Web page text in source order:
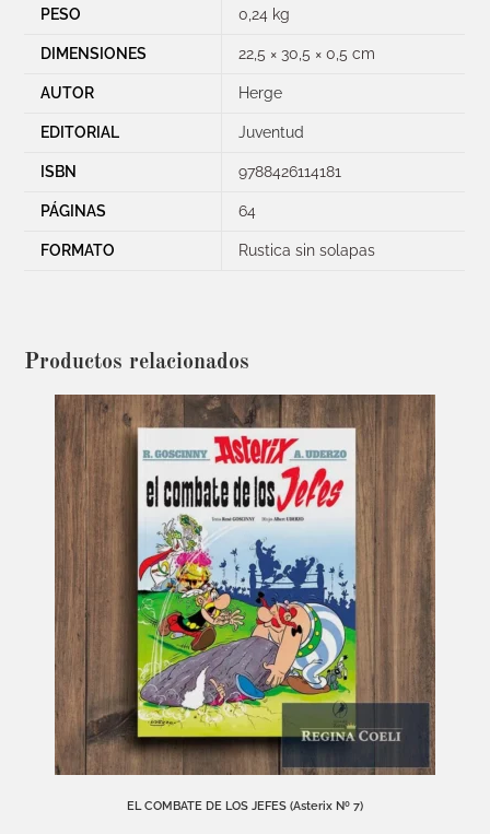
PESO 0,24 kg
DIMENSIONES 22,5 × 30,5 × 0,5 cm
AUTOR Herge
EDITORIAL Juventud
ISBN 9788426114181
PÁGINAS 64
FORMATO Rustica sin solapas
Productos relacionados
EL COMBATE DE LOS JEFES (Asterix Nº 7)